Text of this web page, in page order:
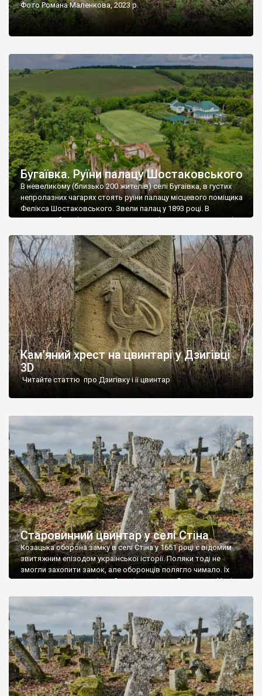
Фото Романа Маленкова, 2023 р.
Бугаївка. Руїни палацу Шостаковського
В невеликому (близько 200 жителів) селі Бугаївка, в густих
непролазних чагарях стоять руїни палацу місцевого поміщика
Фелікса Шостаковського. Звели палац у 1893 році. В
радянський період у ньому спочатку містилася школа, потім
століття тут розмістили туберкульозну лікарню. Коли із
палацу виїхала лікарня – ми точно не […]
Кам’яний хрест на цвинтарі у Дзигівці
3D
Читайте статтю про Дзигівку і її цвинтар
Старовинний цвинтар у селі Стіна
Козацька оборона замку в селі Стіна у 1651 році є відомим
звитяжним епізодом української історії. Поляки тоді не
змогли захопити замок, але оборонців полягло чимало. Їх
поховали на цвинтарі, який тоді називався Замковим. Нині на
ньому чимало хрестів 19 століття, є такі, де епітафії стер […]